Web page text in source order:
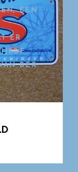
EEN
ER
DER